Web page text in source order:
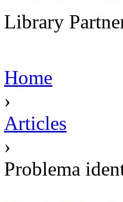
Library
Home
›
Articles
›
Problema